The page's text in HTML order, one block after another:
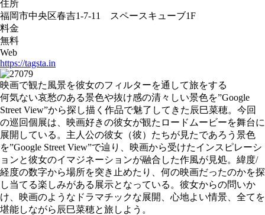
住所
福岡市中央区春吉1-7-11 スペースキューブ1F
料金
無料
Web
https://tagsta.in
映画で観た風景を彼女のフィルターを通して旅をする
何気ない哀愁のある景色や抜け感の清々しい景色を”Google
Street View”から探し描く作品で魅了してきた辰巳菜穂。今回
の巡回個展は、映画好きの彼女が観たロードムービーを舞台に
展開している。主人公の彼女（彼）たちが見たであろう景色
を”Google Street View”で辿り、映画から受けたインスピレーシ
ョンと彼女のイマジネーションが融合した作風が見処。緯度/
経度の数字から場所を突き止めたり、何の映画だったのかを探
し当てる楽しみがある展示となっている。彼女からの問いか
け、映画のようなドラマチックな展開、心地よい情景、全てを
堪能しながら辰巳菜穂と旅しよう。